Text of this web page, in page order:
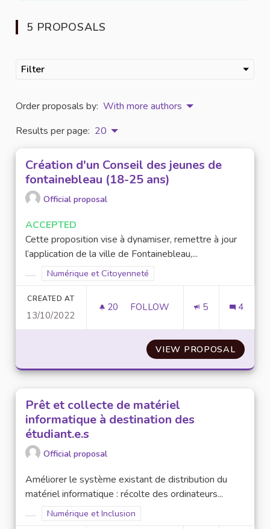
5 PROPOSALS
Filter
Order proposals by: With more authors
Results per page: 20
Création d'un Conseil des jeunes de
fontainebleau (18-25 ans)
Official proposal
ACCEPTED
Cette proposition vise à dynamiser, remettre à jour
l’application de la ville de Fontainebleau,...
Filter results for category:
Filter results for scope: Numérique et Citoyenneté
Numérique et Citoyenneté
CREATED AT
13/10/2022
20 20 FOLLOWERS
FOLLOW 5 4
VIEW PROPOSAL
Prêt et collecte de matériel
informatique à destination des
étudiant.e.s
Official proposal
Améliorer le système existant de distribution du
matériel informatique : récolte des ordinateurs...
Filter results for category:
Filter results for scope: Numérique et Inclusion
Numérique et Inclusion